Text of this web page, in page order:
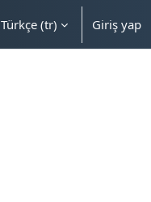
Türkçe ‎(tr)‎ Giriş yap